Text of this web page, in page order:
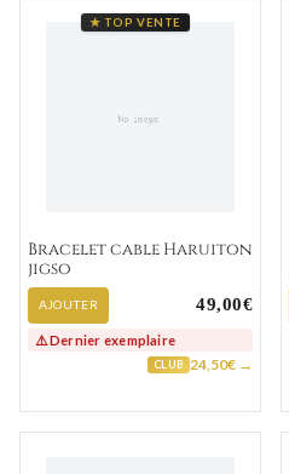
★ TOP VENTE
Bracelet cable Haruiton
jigso
AJOUTER 49,00€
⚠️ Dernier exemplaire
CLUB 24,50€ →